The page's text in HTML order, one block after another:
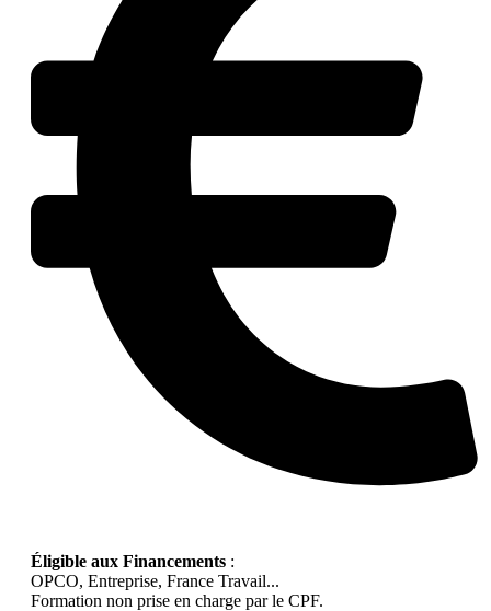
Éligible aux Financements :
OPCO, Entreprise, France Travail...
Formation non prise en charge par le CPF.